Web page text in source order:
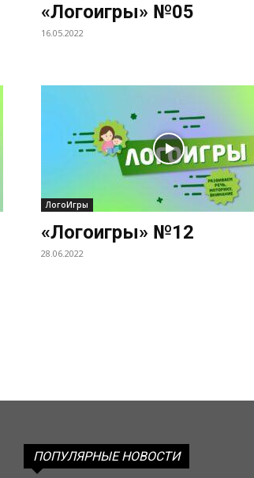
«Логоигры» №05
16.05.2022
ЛогоИгры
«Логоигры» №12
28.06.2022
ПОПУЛЯРНЫЕ НОВОСТИ